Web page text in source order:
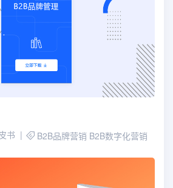
书 B2B品牌营销 B2B数字化营销